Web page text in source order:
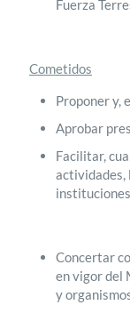
Fuerza
Cometidos
Proponer y,
Aprobar
Facilitar,
actividades,
Concertar
en vigor del
y